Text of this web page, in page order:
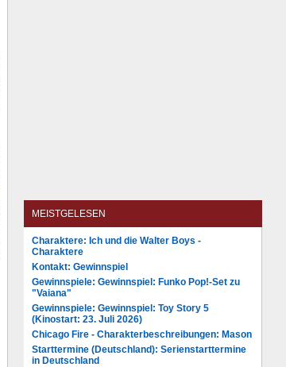
MEISTGELESEN
Charaktere: Ich und die Walter Boys -
Charaktere
Kontakt: Gewinnspiel
Gewinnspiele: Gewinnspiel: Funko Pop!-Set zu
"Vaiana"
Gewinnspiele: Gewinnspiel: Toy Story 5
(Kinostart: 23. Juli 2026)
Chicago Fire - Charakterbeschreibungen: Mason
Starttermine (Deutschland): Serienstarttermine
in Deutschland